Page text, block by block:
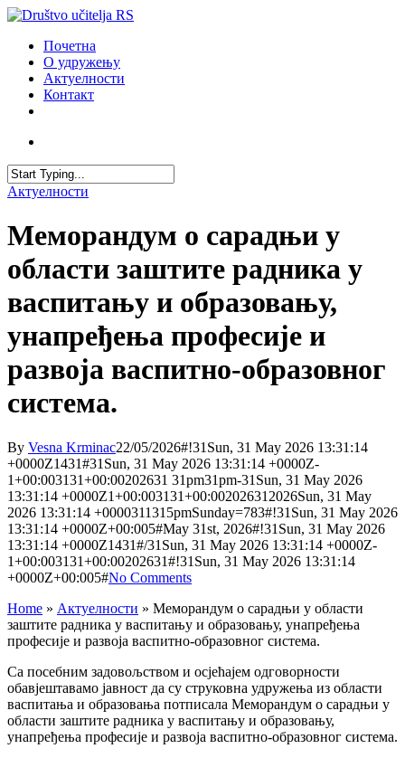
Skip
main
content
account
Menu
Почетна
О удружењу
Актуелности
Контакт
Close
Актуелности
Меморандум о сарадњи у
области заштите радника у
васпитању и образовању,
унапређења професије и
развоја васпитно-образовног
система.
By Vesna Krminac22/05/2026#!31Sun, 31 May 2026 13:31:14
+0000Z1431#31Sun, 31 May 2026 13:31:14 +0000Z-
1+00:003131+00:00202631 31pm31pm-31Sun, 31 May 2026
13:31:14 +0000Z1+00:003131+00:002026312026Sun, 31 May
2026 13:31:14 +0000311315pmSunday=783#!31Sun, 31 May 2026
13:31:14 +0000Z+00:005#May 31st, 2026#!31Sun, 31 May 2026
13:31:14 +0000Z1431#/31Sun, 31 May 2026 13:31:14 +0000Z-
1+00:003131+00:00202631#!31Sun, 31 May 2026 13:31:14
+0000Z+00:005#No Comments
Home » Актуелности » Меморандум о сарадњи у области
заштите радника у васпитању и образовању, унапређења
професије и развоја васпитно-образовног система.
Са посебним задовољством и осјећајем одговорности
обавјештавамо јавност да су струковна удружења из области
васпитања и образовања потписала Меморандум о сарадњи у
области заштите радника у васпитању и образовању,
унапређења професије и развоја васпитно-образовног система.